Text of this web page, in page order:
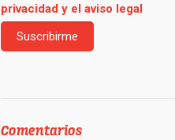
privacidad y el aviso legal
Comentarios